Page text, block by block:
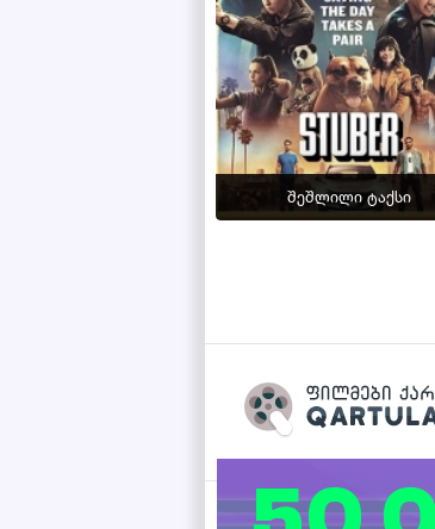
შეშლილი ტაქსი
Qartulad.in © 2026